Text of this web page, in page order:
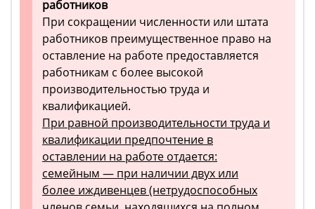
работников
При сокращении численности или штата
работников преимущественное право на
оставление на работе предоставляется
работникам с более высокой
производительностью труда и
квалификацией.
При равной производительности труда и
квалификации предпочтение в
оставлении на работе отдается:
семейным — при наличии двух или
более иждивенцев (нетрудоспособных